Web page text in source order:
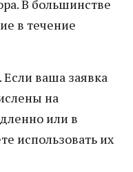
В большинстве
в течение
Если ваша заявка
на
или в
использовать их